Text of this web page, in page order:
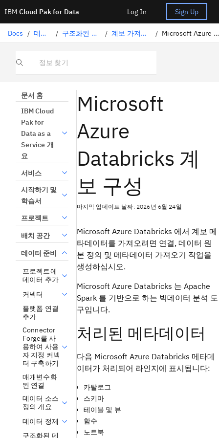
IBM Cloud Pak for Data Log In Sign Up
Docs / 데이터 준비 / 구조화된 데이터 큐레이팅 / 계보 가져오기 지원 커넥터 / Microsoft Azure Databricks 계보 구성
정보 찾기
문서 홈
IBM Cloud
Pak for
Data as a
Service 개
요
서비스
시작하기 및
학습서
프로젝트
배치 공간
데이터 준비
프로젝트에
데이터 추가
커넥터
플랫폼 연결
추가
Connector
Forge를 사
용하여 사용
자 지정 커넥
터 구축하기
매개변수화
된 연결
데이터 소스
정의 개요
데이터 정제
구조화된 데
Microsoft
Azure
Databricks 계
보 구성
마지막 업데이트 날짜: 2026년 6월 24일
Microsoft Azure Databricks 에서 계보 메
타데이터를 가져오려면 연결, 데이터 원
본 정의 및 메타데이터 가져오기 작업을
생성하십시오.
Microsoft Azure Databricks 는 Apache
Spark 를 기반으로 하는 빅데이터 분석 도
구입니다.
처리된 메타데이터
다음 Microsoft Azure Databricks 메타데
이터가 처리되어 라인지에 표시됩니다:
카탈로그
스키마
테이블 및 뷰
함수
노트북